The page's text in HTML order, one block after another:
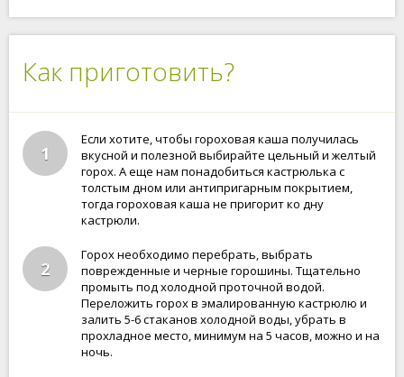
Как приготовить?
1
Если хотите, чтобы гороховая каша получилась
вкусной и полезной выбирайте цельный и желтый
горох. А еще нам понадобиться кастрюлька с
толстым дном или антипригарным покрытием,
тогда гороховая каша не пригорит ко дну
кастрюли.
2
Горох необходимо перебрать, выбрать
поврежденные и черные горошины. Тщательно
промыть под холодной проточной водой.
Переложить горох в эмалированную кастрюлю и
залить 5-6 стаканов холодной воды, убрать в
прохладное место, минимум на 5 часов, можно и на
ночь.